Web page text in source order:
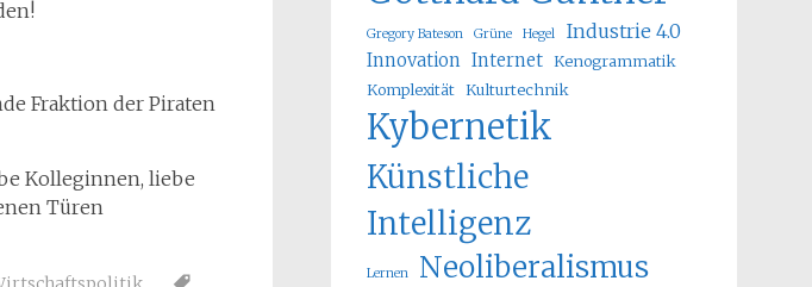
Fraktion der Piraten
Kolleginnen, liebe
Türen
Gregory Bateson Grüne Hegel Industrie 4.0
Innovation Internet Kenogrammatik
Komplexität Kulturtechnik
Kybernetik
Künstliche
Intelligenz
Lernen Neoliberalismus